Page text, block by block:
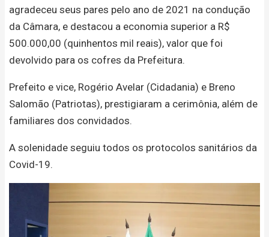
agradeceu seus pares pelo ano de 2021 na condução
da Câmara, e destacou a economia superior a R$
500.000,00 (quinhentos mil reais), valor que foi
devolvido para os cofres da Prefeitura.
Prefeito e vice, Rogério Avelar (Cidadania) e Breno
Salomão (Patriotas), prestigiaram a cerimônia, além de
familiares dos convidados.
A solenidade seguiu todos os protocolos sanitários da
Covid-19.